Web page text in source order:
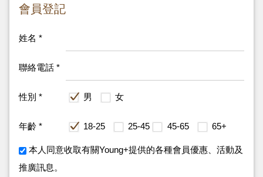
會員登記
姓名 *
聯絡電話 *
性別 * 男 女
年齡 * 18-25 25-45 45-65 65+
本人同意收取有關Young+提供的各種會員優惠、活動及
推廣訊息。